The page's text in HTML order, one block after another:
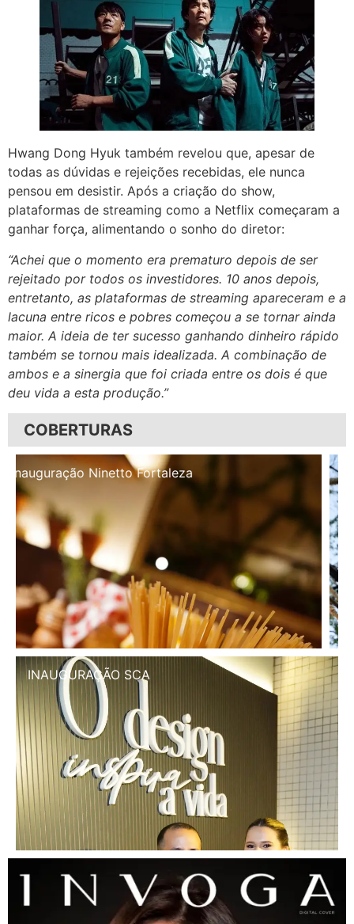
Hwang Dong Hyuk também revelou que, apesar de
todas as dúvidas e rejeições recebidas, ele nunca
pensou em desistir. Após a criação do show,
plataformas de streaming como a Netflix começaram a
ganhar força, alimentando o sonho do diretor:
“Achei que o momento era prematuro depois de ser
rejeitado por todos os investidores. 10 anos depois,
entretanto, as plataformas de streaming apareceram e a
lacuna entre ricos e pobres começou a se tornar ainda
maior. A ideia de ter sucesso ganhando dinheiro rápido
também se tornou mais idealizada. A combinação de
ambos e a sinergia que foi criada entre os dois é que
deu vida a esta produção.”
COBERTURAS
Inauguração Illa Café
INAUGURAÇÃO SCA